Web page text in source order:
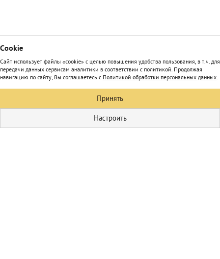
Сookie
Сайт использует файлы «cookie» с целью повышения удобства пользования, в т.ч. для
передачи данных сервисам аналитики в соответствии с политикой. Продолжая
навигацию по сайту, Вы соглашаетесь с Политикой обработки персональных данных.
Принять
Настроить